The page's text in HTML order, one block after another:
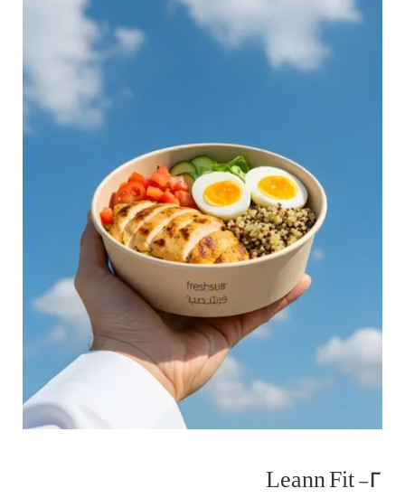
٢- Leann Fit